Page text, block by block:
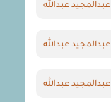
عبدالمجيد عبدالله
عبدالمجيد عبدالله
عبدالمجيد عبدالله